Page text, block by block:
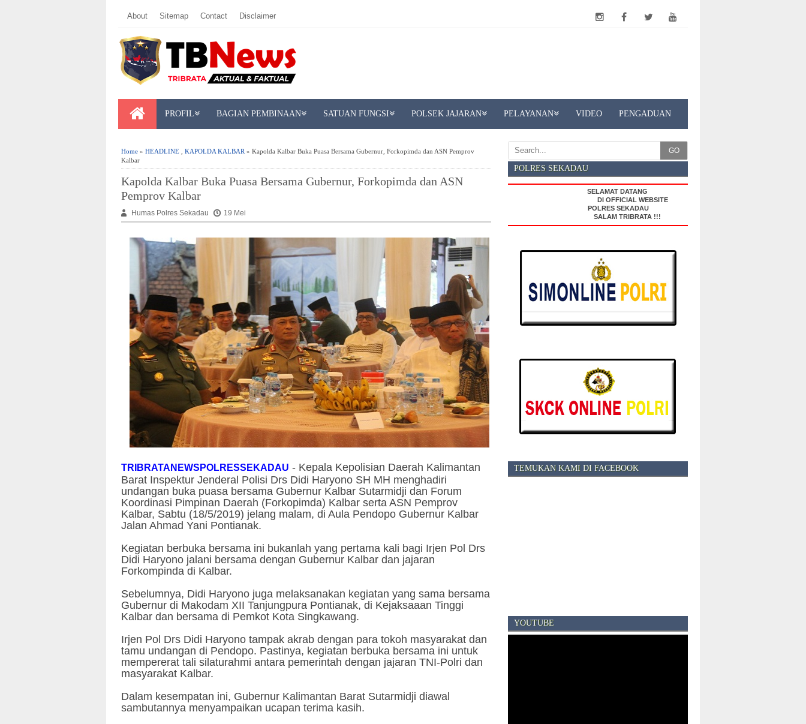
About Sitemap Contact Disclaimer
PROFIL BAGIAN PEMBINAAN SATUAN FUNGSI POLSEK JAJARAN PELAYANAN VIDEO PENGADUAN
Home » HEADLINE KAPOLDA KALBAR » Kapolda Kalbar Buka Puasa Bersama Gubernur, Forkopimda dan ASN Pemprov
Kalbar
Kapolda Kalbar Buka Puasa Bersama Gubernur, Forkopimda dan ASN
Pemprov Kalbar
Humas Polres Sekadau 19 Mei
TRIBRATANEWSPOLRESSEKADAU - Kepala Kepolisian Daerah Kalimantan
Barat Inspektur Jenderal Polisi Drs Didi Haryono SH MH menghadiri
undangan buka puasa bersama Gubernur Kalbar Sutarmidji dan Forum
Koordinasi Pimpinan Daerah (Forkopimda) Kalbar serta ASN Pemprov
Kalbar, Sabtu (18/5/2019) jelang malam, di Aula Pendopo Gubernur Kalbar
Jalan Ahmad Yani Pontianak.
Kegiatan berbuka bersama ini bukanlah yang pertama kali bagi Irjen Pol Drs
Didi Haryono jalani bersama dengan Gubernur Kalbar dan jajaran
Forkompinda di Kalbar.
Sebelumnya, Didi Haryono juga melaksanakan kegiatan yang sama bersama
Gubernur di Makodam XII Tanjungpura Pontianak, di Kejaksaaan Tinggi
Kalbar dan bersama di Pemkot Kota Singkawang.
Irjen Pol Drs Didi Haryono tampak akrab dengan para tokoh masyarakat dan
tamu undangan di Pendopo. Pastinya, kegiatan berbuka bersama ini untuk
mempererat tali silaturahmi antara pemerintah dengan jajaran TNI-Polri dan
masyarakat Kalbar.
Dalam kesempatan ini, Gubernur Kalimantan Barat Sutarmidji diawal
sambutannya menyampaikan ucapan terima kasih.
GO
POLRES SEKADAU
SELAMAT DATANG
DI OFFICIAL WEBSITE
POLRES SEKADAU
SALAM TRIBRATA !!!
TEMUKAN KAMI DI FACEBOOK
YOUTUBE